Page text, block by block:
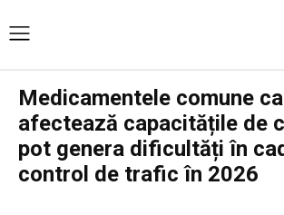
Medicamentele comune
afectează capacitățile de
pot genera dificultăți în
control de trafic în 2026